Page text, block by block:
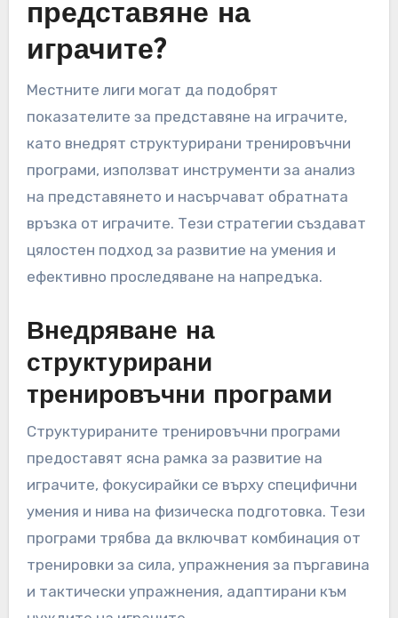
представяне на
играчите?
Местните лиги могат да подобрят
показателите за представяне на играчите,
като внедрят структурирани тренировъчни
програми, използват инструменти за анализ
на представянето и насърчават обратната
връзка от играчите. Тези стратегии създават
цялостен подход за развитие на умения и
ефективно проследяване на напредъка.
Внедряване на
структурирани
тренировъчни програми
Структурираните тренировъчни програми
предоставят ясна рамка за развитие на
играчите, фокусирайки се върху специфични
умения и нива на физическа подготовка. Тези
програми трябва да включват комбинация от
тренировки за сила, упражнения за пъргавина
и тактически упражнения, адаптирани към